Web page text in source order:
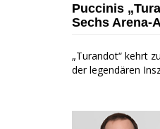
Puccinis
Sechs Arena-
„Turandot“ kehrt
der legendären